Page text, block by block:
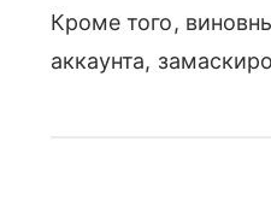
Кроме того,
аккаунта,